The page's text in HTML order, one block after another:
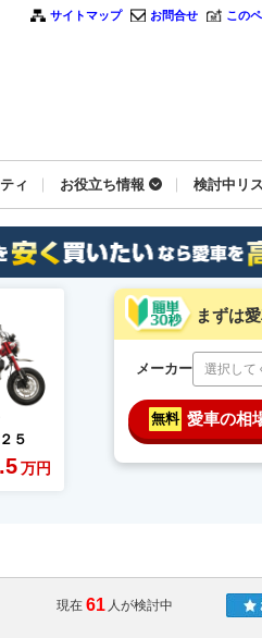
サイトマップ お問合せ この
ィ お役立ち情報 検討中リ
５
.5万円
まずは
メーカー 選択して
無料 愛車の相
現在 61 人が検討中